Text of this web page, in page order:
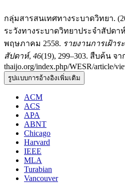
กลุ่มสารสนเทศทางระบาดวิทยา.
ระวังทางระบาดวิทยาประจำสัปดา
พฤษภาคม 2558. รายงานการเฝ้า
สัปดาห์, 46(19), 299–303. สืบค้น จา
thaijo.org/index.php/WESR/article/
รูปแบบการอ้างอิงเพิ่มเติม
ACM
ACS
APA
ABNT
Chicago
Harvard
IEEE
MLA
Turabian
Vancouver